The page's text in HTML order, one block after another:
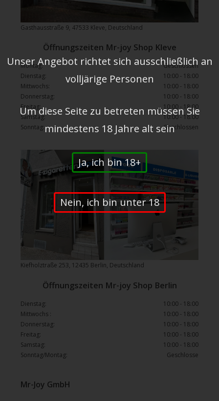
Mr-Joy GmbH
Gasthausstraße 9, 47533 Kleve, Deutschland
Kiefholztraße 253, 12435 Berlin, Deutschland
Öffnungszeiten Mr-joy Shop Kleve
Montag:
Geschlossen
Dienstag:
10:00 - 18:00
Mittwochs:
10:00 - 18:00
Donnerstag:
10:00 - 18:00
Freitag:
10:00 - 18:00
Samstag:
10:00 - 18:00
Sonntag:
Geschlossen
Öffnungszeiten Mr-joy Shop Berlin
Dienstag:
10:00 - 18:00
Mittwochs :
10:00 - 18:00
Donnerstag:
10:00 - 18:00
Freitag:
10:00 - 18:00
Samstag:
10:00 - 18:00
Sonntag/Montag:
Geschlosse
Unser Angebot richtet sich ausschließlich an
volljärige Personen
Um diese Seite zu betreten müssen Sie
mindestens 18 Jahre alt sein
Ja, ich bin 18+
Nein, ich bin unter 18